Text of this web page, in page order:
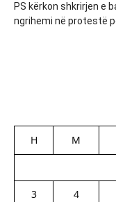
PS kërkon shkrirjen e
ngrihemi në protestë
H M
3
4